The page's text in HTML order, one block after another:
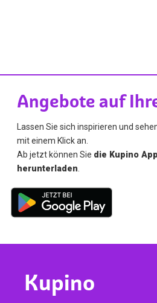
Angebote auf
Lassen Sie sich inspirieren und
mit einem Klick an.
Ab jetzt können Sie die Kupino
herunterladen
Kupino